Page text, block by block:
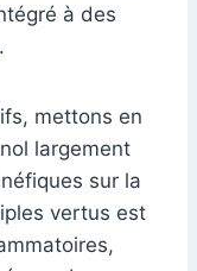
à des
mettons en
largement
sur la
vertus est